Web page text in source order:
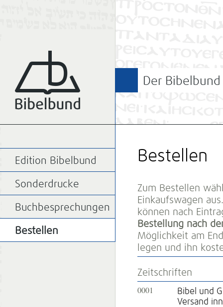
Der Bibelbund
Bestellen
Zum Bestellen
Einkaufswagen
können nach
Bestellung nach
Möglichkeit am
legen und ihn
Zeitschriften
0001
Bibel und
Versand
Edition Bibelbund
Sonderdrucke
Buchbesprechungen
Bestellen